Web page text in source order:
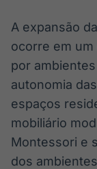
A expansão
ocorre em
por
autonomia
espaços
mobiliário
Montessori e
dos